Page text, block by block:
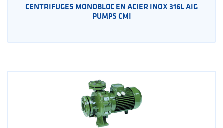
CENTRIFUGES MONOBLOC EN ACIER INOX 316L AIG
PUMPS CMI